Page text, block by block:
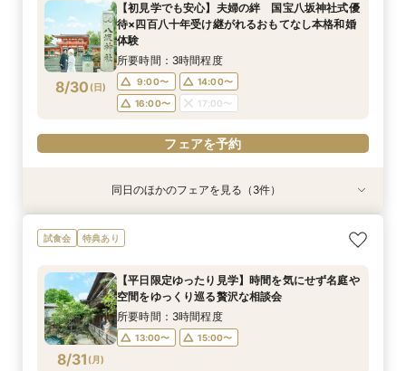
8/29(土 )
所要時間：3時間程度
9:00〜
16:00〜
17:00〜
フェアを予約
8/29(土 )
所要時間：3時間程度
9:00〜
16:00〜
17:00〜
フェアを予約
8/29(土 )
所要時間：3時間程度
9:00〜
16:00〜
17:00〜
フェアを予約
8/29(土 )
10:00〜
11:00〜
12:00〜
18:00〜
フェアを予約
8/30 (日)
【初見学でも安心】夫婦の絆 国宝八坂神社式優
待×四百八十年受け継がれるおもてなし本格和婚
体験
所要時間：3時間程度
9:00〜
14:00〜
16:00〜
17:00〜
フェアを予約
特典あり
8/30(日)
【少人数のお食事会に】緑あふれる名庭を望む1
日1組棟邸宅を貸切にして大切なご家族を丁寧に
所要時間：3時間程度
16:00〜
17:00〜
8/30(日)
【90分のクイック相談会】京都散策のついでに
少し気軽に参加できる本格和婚の伝統空間体感
所要時間：3時間程度
16:00〜
17:00〜
8/30(日)
【タイパ重視！60分で完結◎】オンラインで会
場案内＆相談会
10:00〜
11:00〜
12:00〜
15:00〜
18:00〜
同日のほかのフェアを見る（3件）
試食会 特典あり
8/31 (月)
【平日限定ゆったり見学】時間を気にせず名庭や
空間をゆっくり巡る贅沢な相談会
所要時間：3時間程度
13:00〜 15:00〜